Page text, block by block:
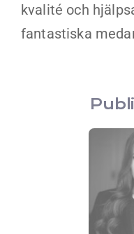
kvalité och
fantastiska